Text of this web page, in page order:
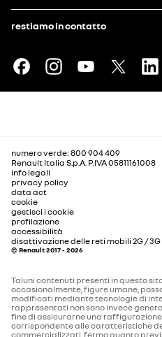
restiamo in contatto
numero verde: 800 904 409
Renault Italia S.p.A. P.IVA 05811161008
info legali
privacy policy
data act
cookie
gestisci i cookie
profilazione
accessibilità
disattivazione delle reti mobili 2G / 3G
© Renault 2017 - 2026
Taluni contenuti presenti in questo
occasionalmente, figure umane,
modificati mediante tecnologie di
rappresentati non sono invece
fine di assicurarne una
corrispondente alle caratteristiche
commercializzati, fermo quanto